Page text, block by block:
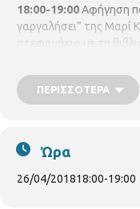
18:00-19:00Αφήγηση
γαργαλήσει” της Μαρί
στεφανάκια με τη
κορδέλα. Για παιδιά από
τους.Με προεγγραφή,
ΠΕΡΙΣΣΌΤΕΡΑ
Ώρα
26/04/201818:00-19:00